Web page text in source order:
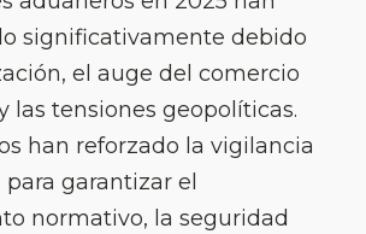
significativamente debido
el auge del comercio
las tensiones geopolíticas.
han reforzado la vigilancia
garantizar el
normativo, la seguridad